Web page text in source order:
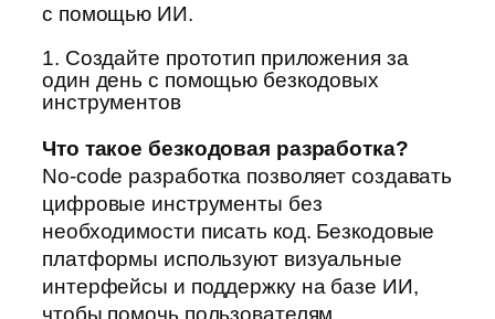
с помощью ИИ.
1. Создайте прототип приложения за
один день с помощью безкодовых
инструментов
Что такое безкодовая разработка?
No-code разработка позволяет создавать
цифровые инструменты без
необходимости писать код. Безкодовые
платформы используют визуальные
интерфейсы и поддержку на базе ИИ,
чтобы помочь пользователям